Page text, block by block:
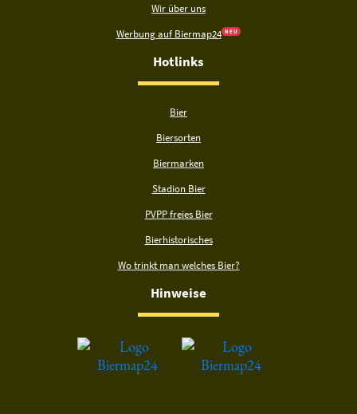
Wir über uns
Werbung auf Biermap24 N E U
Hotlinks
Bier
Biersorten
Biermarken
Stadion Bier
PVPP freies Bier
Bierhistorisches
Wo trinkt man welches Bier?
Hinweise